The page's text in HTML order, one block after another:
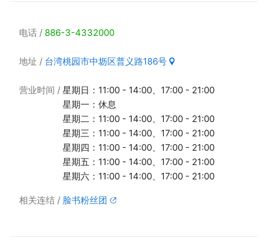
电话 886-3-4332000
地址 台湾桃园市中坜区普义路186号
营业时间
星期日：11:00 - 14:00、17:00 - 21:00
星期一：休息
星期二：11:00 - 14:00、17:00 - 21:00
星期三：11:00 - 14:00、17:00 - 21:00
星期四：11:00 - 14:00、17:00 - 21:00
星期五：11:00 - 14:00、17:00 - 21:00
星期六：11:00 - 14:00、17:00 - 21:00
相关连结 脸书粉丝团